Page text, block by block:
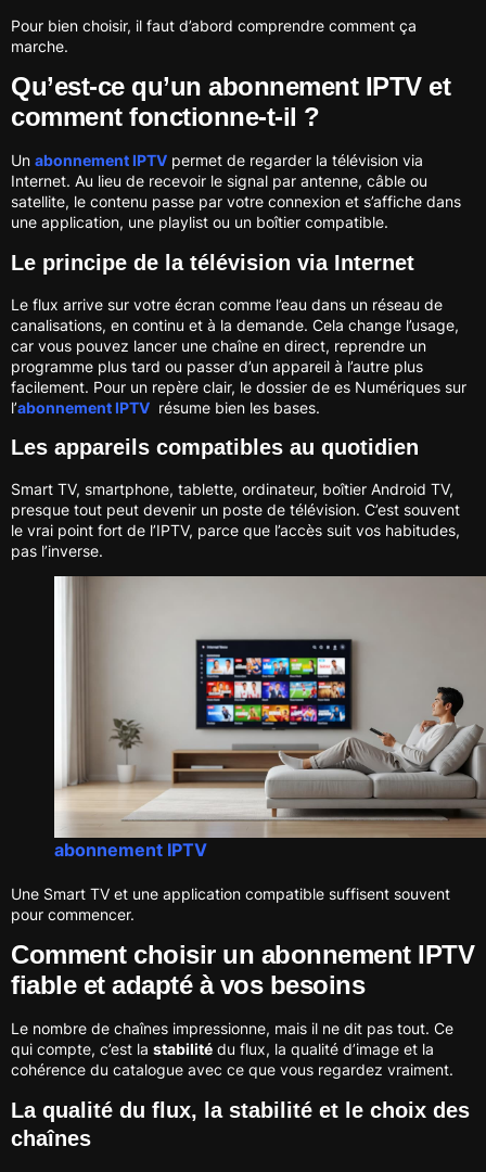
Pour bien choisir, il faut d’abord comprendre comment ça
marche.
Qu’est-ce qu’un abonnement IPTV et
comment fonctionne-t-il ?
Un abonnement IPTV permet de regarder la télévision via
Internet. Au lieu de recevoir le signal par antenne, câble ou
satellite, le contenu passe par votre connexion et s’affiche dans
une application, une playlist ou un boîtier compatible.
Le principe de la télévision via Internet
Le flux arrive sur votre écran comme l’eau dans un réseau de
canalisations, en continu et à la demande. Cela change l’usage,
car vous pouvez lancer une chaîne en direct, reprendre un
programme plus tard ou passer d’un appareil à l’autre plus
facilement. Pour un repère clair, le dossier de es Numériques sur
l’abonnement IPTV résume bien les bases.
Les appareils compatibles au quotidien
Smart TV, smartphone, tablette, ordinateur, boîtier Android TV,
presque tout peut devenir un poste de télévision. C’est souvent
le vrai point fort de l’IPTV, parce que l’accès suit vos habitudes,
pas l’inverse.
abonnement IPTV
Une Smart TV et une application compatible suffisent souvent
pour commencer.
Comment choisir un abonnement IPTV
fiable et adapté à vos besoins
Le nombre de chaînes impressionne, mais il ne dit pas tout. Ce
qui compte, c’est la stabilité du flux, la qualité d’image et la
cohérence du catalogue avec ce que vous regardez vraiment.
La qualité du flux, la stabilité et le choix des
chaînes